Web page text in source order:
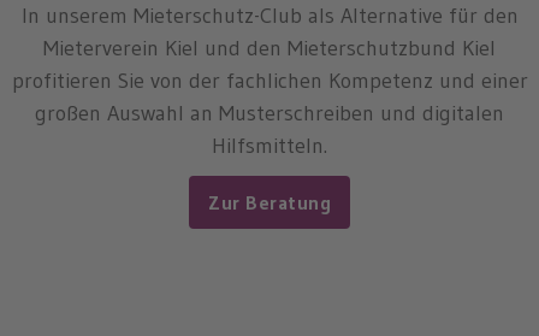
In unserem Mieterschutz-Club als Alternative für den
Mieterverein Kiel und den Mieterschutzbund Kiel
profitieren Sie von der fachlichen Kompetenz und einer
großen Auswahl an Musterschreiben und digitalen
Hilfsmitteln.
Zur Beratung